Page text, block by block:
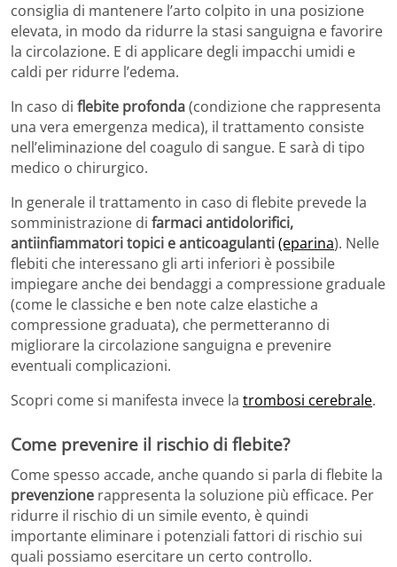
consiglia di mantenere l’arto colpito in una posizione
elevata, in modo da ridurre la stasi sanguigna e favorire
la circolazione. E di applicare degli impacchi umidi e
caldi per ridurre l’edema.
In caso di flebite profonda(condizione che rappresenta
una vera emergenza medica), il trattamento consiste
nell’eliminazione del coagulo di sangue. E sarà di tipo
medico o chirurgico.
In generale il trattamento in caso di flebite prevede la
somministrazione di farmaci antidolorifici,
antiinfiammatori topici e anticoagulanti(eparina). Nelle
flebiti che interessano gli arti inferiori è possibile
impiegare anche dei bendaggi a compressione graduale
(come le classiche e ben note calze elastiche a
compressione graduata), che permetteranno di
migliorare la circolazione sanguigna e prevenire
eventuali complicazioni.
Scopri come si manifesta invece la trombosi cerebrale.
Come prevenire il rischio di flebite?
Come spesso accade, anche quando si parla di flebite la
prevenzione rappresenta la soluzione più efficace. Per
ridurre il rischio di un simile evento, è quindi
importante eliminare i potenziali fattori di rischio sui
quali possiamo esercitare un certo controllo.